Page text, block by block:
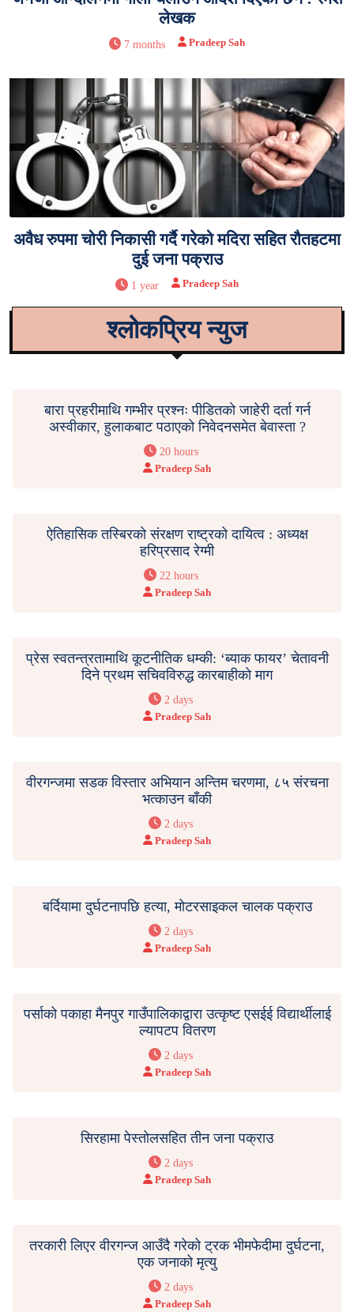
लेखक
7 months Pradeep Sah
अवैध रुपमा चोरी निकासी गर्दै गरेको मदिरा सहित रौतहटमा
दुई जना पक्राउ
1 year Pradeep Sah
श्लोकप्रिय न्युज
बारा प्रहरीमाथि गम्भीर प्रश्नः पीडितको जाहेरी दर्ता गर्न
अस्वीकार, हुलाकबाट पठाएको निवेदनसमेत बेवास्ता ?
20 hours
Pradeep Sah
ऐतिहासिक तस्बिरको संरक्षण राष्ट्रको दायित्व : अध्यक्ष
हरिप्रसाद रेग्मी
22 hours
Pradeep Sah
प्रेस स्वतन्त्रतामाथि कूटनीतिक धम्की: ‘ब्याक फायर’ चेतावनी
दिने प्रथम सचिवविरुद्ध कारबाहीको माग
2 days
Pradeep Sah
वीरगन्जमा सडक विस्तार अभियान अन्तिम चरणमा, ८५ संरचना
भत्काउन बाँकी
2 days
Pradeep Sah
बर्दियामा दुर्घटनापछि हत्या, मोटरसाइकल चालक पक्राउ
2 days
Pradeep Sah
पर्साको पकाहा मैनपुर गाउँपालिकाद्वारा उत्कृष्ट एसईई विद्यार्थीलाई
ल्यापटप वितरण
2 days
Pradeep Sah
सिरहामा पेस्तोलसहित तीन जना पक्राउ
2 days
Pradeep Sah
तरकारी लिएर वीरगन्ज आउँदै गरेको ट्रक भीमफेदीमा दुर्घटना,
एक जनाको मृत्यु
2 days
Pradeep Sah